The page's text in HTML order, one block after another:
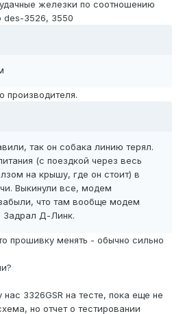
железки по соотношению
des-3526, 3550
производителя.
так он собака линию терял.
(с поездкой через весь
на крышу, где он стоит) в
Выкинули все, модем
что там вообще модем
Задрал Д-Линк.
прошивку менять - обычно сильно
3326GSR на тесте, пока еще не
но отчет о тестировании